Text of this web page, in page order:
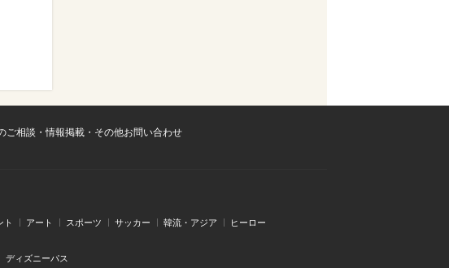
ご相談・情報掲載・その他お問い合わせ
ト アート スポーツ サッカー 韓流・アジア ヒーロー
ディズニーパス